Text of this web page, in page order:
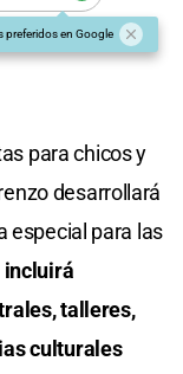
preferidos en Google
para chicos y
desarrollará
especial para las
incluirá
talleres,
culturales